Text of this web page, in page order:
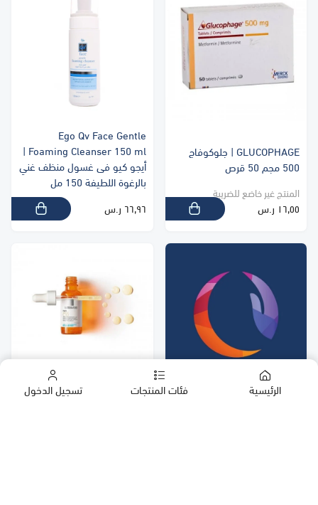
الرئيسية فئات المنتجات تسجيل الدخول
GLUCOPHAGE | جلوكوفاج
500 مجم 50 قرص
المنتج غير خاضع للضريبة
١٦٫٥٥ ر.س
Ego Qv Face Gentle
Foaming Cleanser 150 ml |
أيجو كيو فى غسول منظف غني
بالرغوة اللطيفة 150 مل
٦٦٫٩٦ ر.س
La Roche Posay Pure
Vitamin C 10 Serum 30 ml |